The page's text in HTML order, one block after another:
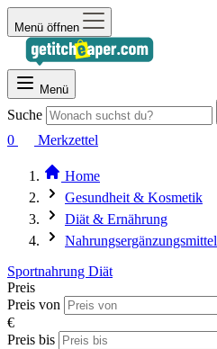
Menü öffnen
Menü
Suche
0
Merkzettel
Home
Gesundheit & Kosmetik
Diät & Ernährung
Nahrungsergänzungsmittel
Sportnahrung Diät
Preis
Preis von
€
Preis bis